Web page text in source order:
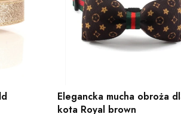
Elegancka mucha obroża
kota Royal brown